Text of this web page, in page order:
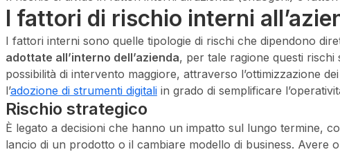
I fattori di rischio interni
I fattori interni sono quelle tipologie di rischi che dipendono
adottate all’interno dell’azienda, per tale ragione questi rischi
possibilità di intervento maggiore, attraverso l’ottimizzazione
l’adozione di strumenti digitaliin grado di semplificare
Rischio strategico
È legato a decisioni che hanno un impatto sul lungo termine,
lancio di un prodotto o il cambiare modello di business. Avere